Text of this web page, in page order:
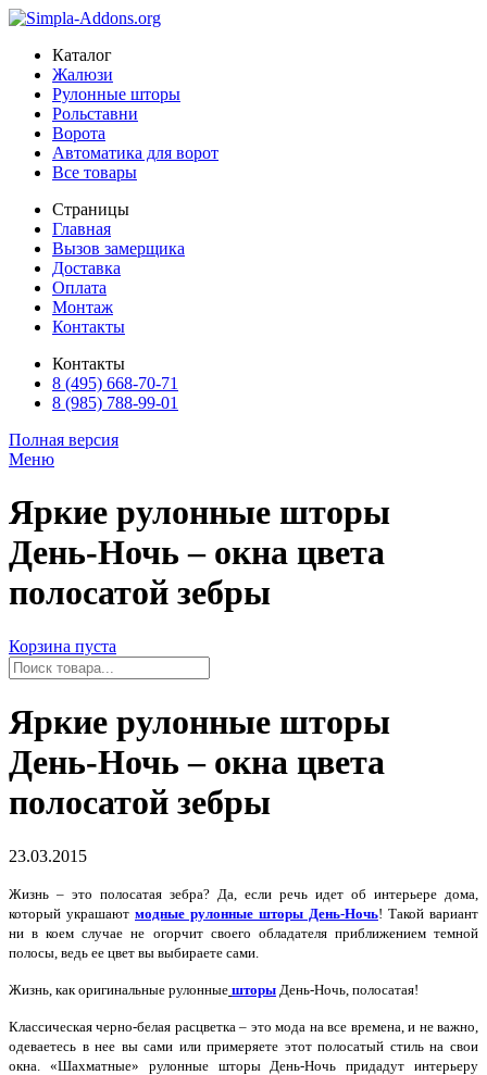
Каталог
Жалюзи
Рулонные шторы
Рольставни
Ворота
Автоматика для ворот
Все товары
Страницы
Главная
Вызов замерщика
Доставка
Оплата
Монтаж
Контакты
Контакты
8 (495) 668-70-71
8 (985) 788-99-01
Полная версия
Меню
Яркие рулонные шторы
День-Ночь – окна цвета
полосатой зебры
Корзина пуста
Яркие рулонные шторы
День-Ночь – окна цвета
полосатой зебры
23.03.2015
Жизнь – это полосатая зебра? Да, если речь идет об интерьере дома,
который украшают модные рулонные шторы День-Ночь! Такой вариант
ни в коем случае не огорчит своего обладателя приближением темной
полосы, ведь ее цвет вы выбираете сами.
Жизнь, как оригинальные рулонные шторы День-Ночь, полосатая!
Классическая черно-белая расцветка – это мода на все времена, и не важно,
одеваетесь в нее вы сами или примеряете этот полосатый стиль на свои
окна. «Шахматные» рулонные шторы День-Ночь придадут интерьеру